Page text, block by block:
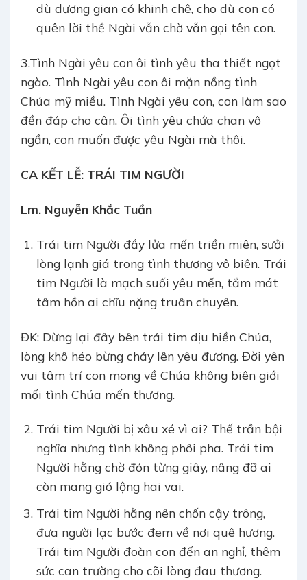
dù dương gian có khinh chê, cho dù con có
quên lời thề Ngài vẫn chờ vẫn gọi tên con.
3.Tình Ngài yêu con ôi tình yêu tha thiết ngọt
ngào. Tình Ngài yêu con ôi mặn nồng tình
Chúa mỹ miều. Tình Ngài yêu con, con làm sao
đền đáp cho cân. Ôi tình yêu chứa chan vô
ngần, con muốn được yêu Ngài mà thôi.
CA KẾT LỄ: TRÁI TIM NGƯỜI
Lm. Nguyễn Khắc Tuần
Trái tim Người đầy lửa mến triền miên, sưởi
lòng lạnh giá trong tình thương vô biên. Trái
tim Người là mạch suối yêu mến, tắm mát
tâm hồn ai chĩu nặng truân chuyên.
ĐK: Dừng lại đây bên trái tim dịu hiền Chúa,
lòng khô héo bừng cháy lên yêu đương. Đời yên
vui tâm trí con mong về Chúa không biên giới
mối tình Chúa mến thương.
Trái tim Người bị xâu xé vì ai? Thế trần bội
nghĩa nhưng tình không phôi pha. Trái tim
Người hằng chờ đón từng giây, nâng đỡ ai
còn mang gió lộng hai vai.
Trái tim Người hằng nên chốn cậy trông,
đưa người lạc bước đem về nơi quê hương.
Trái tim Người đoàn con đến an nghỉ, thêm
sức can trường cho cõi lòng đau thương.